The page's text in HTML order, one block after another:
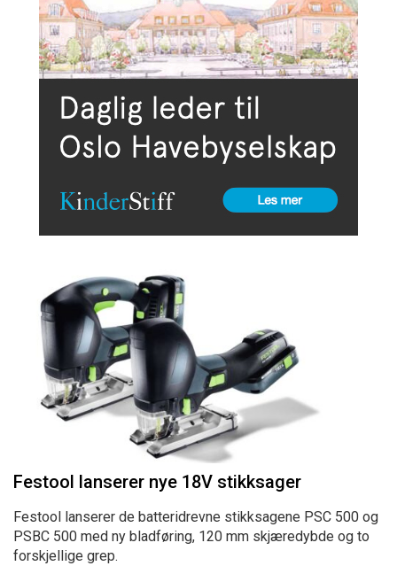
Festool lanserer nye 18V stikksager
Festool lanserer de batteridrevne stikksagene PSC 500 og
PSBC 500 med ny bladføring, 120 mm skjæredybde og to
forskjellige grep.